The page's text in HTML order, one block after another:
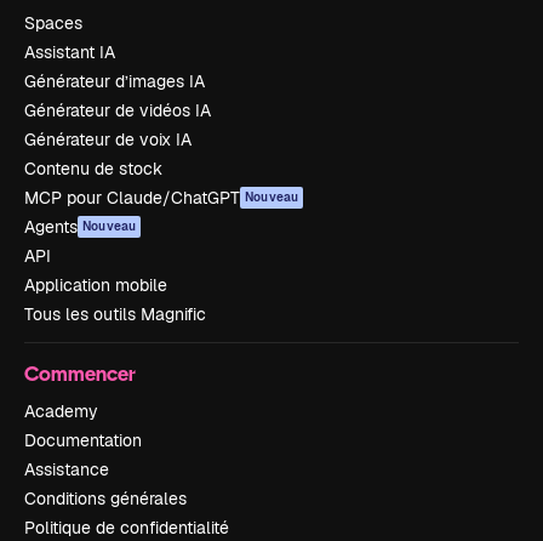
Spaces
Assistant IA
Générateur d’images IA
Générateur de vidéos IA
Générateur de voix IA
Contenu de stock
MCP pour Claude/ChatGPT Nouveau
Agents Nouveau
API
Application mobile
Tous les outils Magnific
Commencer
Academy
Documentation
Assistance
Conditions générales
Politique de confidentialité